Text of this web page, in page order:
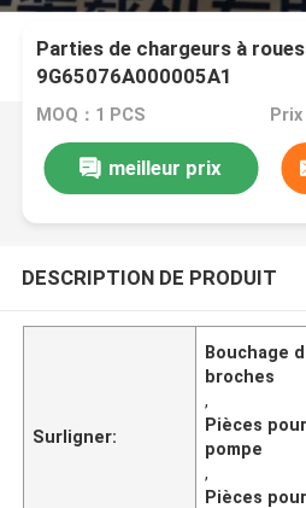
Parties de chargeurs à
9G65076A000005A1
MOQ：1 PCS
meilleur prix
DESCRIPTION DE PRODUIT
Surligner:
Bouchage
broches
,
Pièces
pompe
,
Pièces